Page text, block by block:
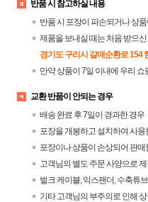
반품 시 참고하실 내용
반품 시 포장이 파손되거나 상
제품을 보내실 때는 처음 받으
경기도 구리시 갈매순환로 154
만약 상품이 7일 이내에 우리
교환 반품이 안되는 경우
배송 완료 후 7일이 경과한 경우
포장을 개봉하고 설치하여 사용
포장이나 상품이 손상되어 판매
고객님의 별도 주문 사양으로
벌크 케이블, 익스팬더, 수축튜
기타 고객님의 부주의로 인해